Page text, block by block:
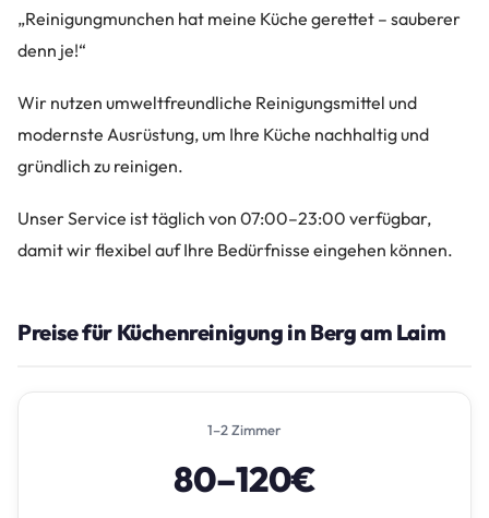
„Reinigungmunchen hat meine Küche gerettet – sauberer
denn je!“
Wir nutzen umweltfreundliche Reinigungsmittel und
modernste Ausrüstung, um Ihre Küche nachhaltig und
gründlich zu reinigen.
Unser Service ist täglich von 07:00–23:00 verfügbar,
damit wir flexibel auf Ihre Bedürfnisse eingehen können.
Preise für Küchenreinigung in Berg am Laim
1–2 Zimmer
80–120€